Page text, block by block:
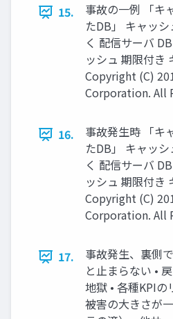
15.
事故の一例 「キ
たDB」 キャッ
く 配信サーバ
ッシュ 期限付き
Copyright (C)
Corporation. All
16.
事故発生時 「キ
たDB」 キャッ
く 配信サーバ
ッシュ 期限付き
Copyright (C)
Corporation. All
17.
事故発生、裏側
と止まらない •
地獄 • 各種KPIの
被害の大きさが